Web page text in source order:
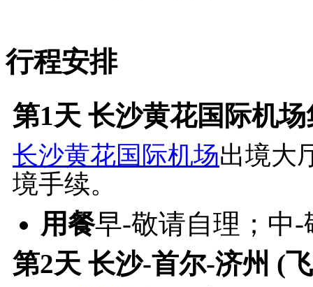
行程安排
第1天 长沙黄花国际机
长沙黄花国际机场出境大
境手续。
用餐早-敬请自理；中
第2天 长沙-首尔-济州 (